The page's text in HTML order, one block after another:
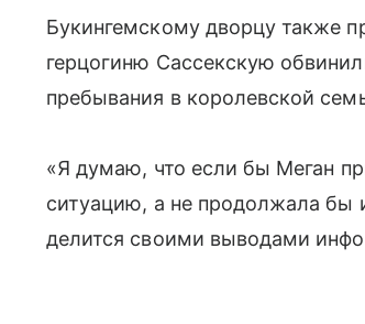
Букингемскому дворцу также
герцогиню Сассекскую
пребывания в королевской
«Я думаю, что если бы Меган
ситуацию, а не продолжала
делится своими выводами